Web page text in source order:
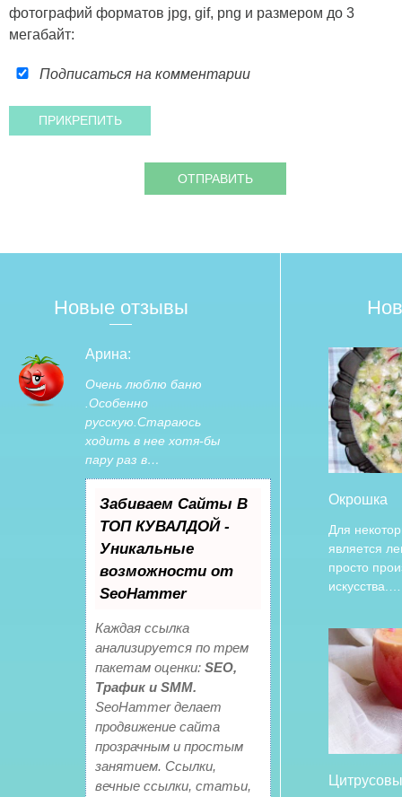
фотографий форматов jpg, gif, png и размером до 3
мегабайт:
Подписаться на комментарии
Новые отзывы
Арина:
Очень люблю баню
.Особенно
русскую.Стараюсь
ходить в нее хотя-бы
пару раз в…
Забиваем Сайты В
ТОП КУВАЛДОЙ -
Уникальные
возможности от
SeoHammer
Каждая ссылка
анализируется по трем
пакетам оценки: SEO,
Трафик и SMM.
SeoHammer делает
продвижение сайта
прозрачным и простым
занятием. Ссылки,
вечные ссылки, статьи,
Окрошка
Для
является
просто
искусства.…